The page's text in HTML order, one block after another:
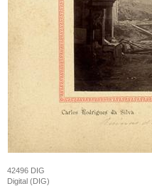
42496 DIG
Digital (DIG)